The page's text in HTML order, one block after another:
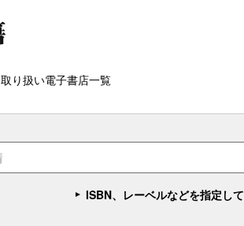
取り扱い電子書店一覧
ISBN、レーベルなどを指定し